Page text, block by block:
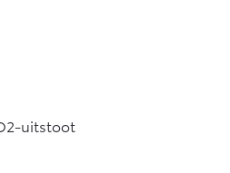
uitstoot